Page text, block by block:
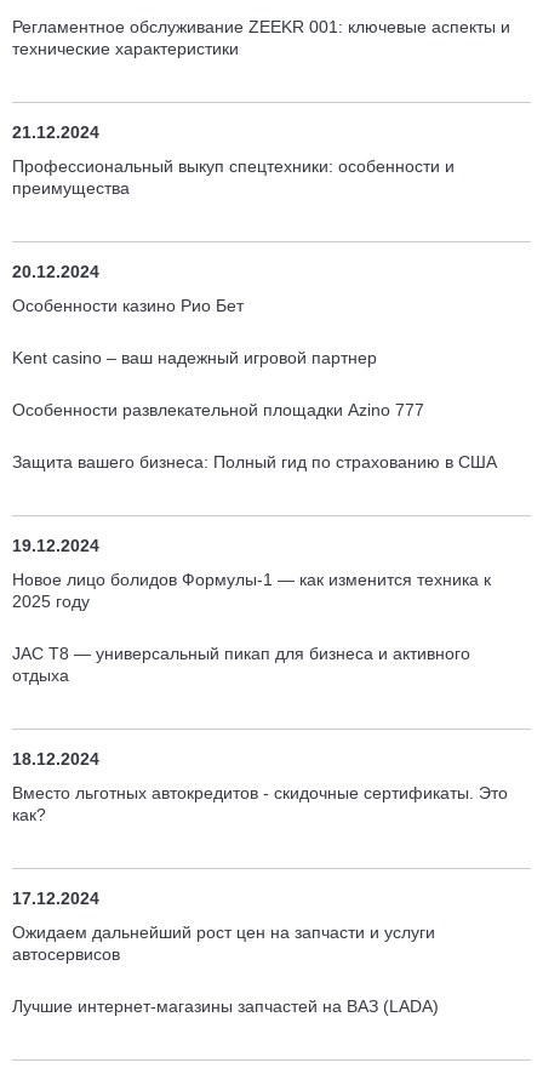
Регламентное обслуживание ZEEKR 001: ключевые аспекты и
технические характеристики
21.12.2024
Профессиональный выкуп спецтехники: особенности и
преимущества
20.12.2024
Особенности казино Рио Бет
Kent casino – ваш надежный игровой партнер
Особенности развлекательной площадки Аzino 777
Защита вашего бизнеса: Полный гид по страхованию в США
19.12.2024
Новое лицо болидов Формулы-1 — как изменится техника к
2025 году
JAC T8 — универсальный пикап для бизнеса и активного
отдыха
18.12.2024
Вместо льготных автокредитов - скидочные сертификаты. Это
как?
17.12.2024
Ожидаем дальнейший рост цен на запчасти и услуги
автосервисов
Лучшие интернет-магазины запчастей на ВАЗ (LADA)